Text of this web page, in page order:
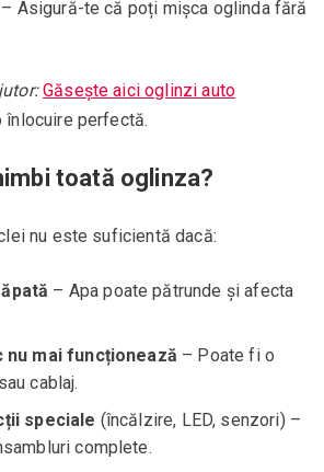
– Asigură-te că poți mișca oglinda fără
Găsește aici oglinzi auto
înlocuire perfectă.
toată oglinza?
nu este suficientă dacă:
– Apa poate pătrunde și afecta
mai funcționează – Poate fi o
cablaj.
speciale (încălzire, LED, senzori) –
complete.